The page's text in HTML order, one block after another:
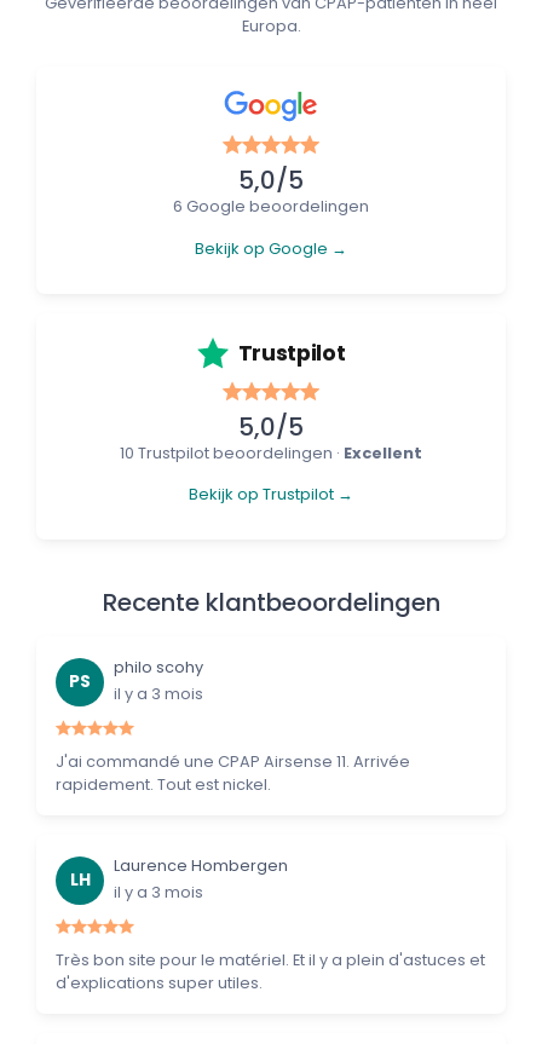
Europa.
5,0/5
6 Google beoordelingen
Bekijk op Google →
Trustpilot
5,0/5
10 Trustpilot beoordelingen · Excellent
Bekijk op Trustpilot →
Recente klantbeoordelingen
PS
philo scohy
il y a 3 mois
J'ai commandé une CPAP Airsense 11. Arrivée
rapidement. Tout est nickel.
LH
Laurence Hombergen
il y a 3 mois
Très bon site pour le matériel. Et il y a plein d'astuces et
d'explications super utiles.